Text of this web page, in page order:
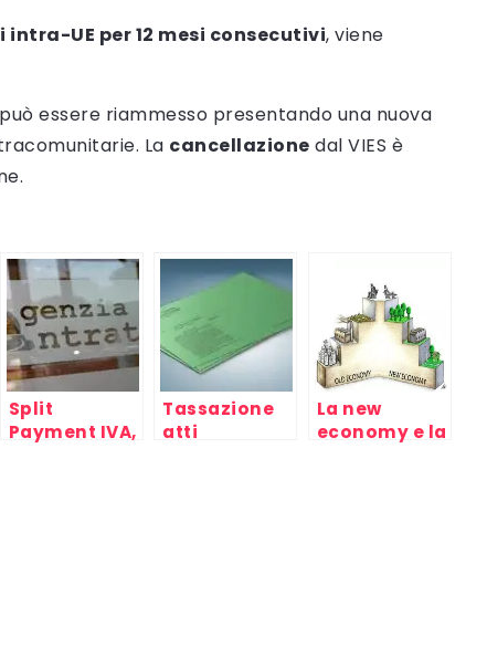
intra-UE per 12 mesi consecutivi, viene
essere riammesso presentando una nuova
La cancellazione dal VIES è
Split
Payment IVA,
Tassazione
atti
La new
economy e la